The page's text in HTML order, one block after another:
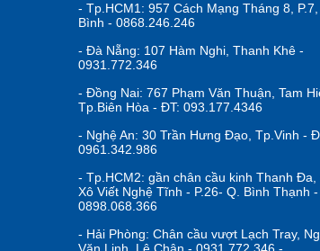
- Tp.HCM1: 957 Cách Mạng Tháng 8,
Bình - 0868.246.246
- Đà Nẵng: 107 Hàm Nghi, Thanh Khê -
0931.772.346
- Đồng Nai: 767 Phạm Văn Thuận, Tam
Tp.Biên Hòa - ĐT: 093.177.4346
- Nghệ An: 30 Trần Hưng Đạo, Tp.Vinh -
0961.342.986
- Tp.HCM2: gần chân cầu kinh Thanh
Xô Viết Nghệ Tĩnh - P.26- Q. Bình Thạnh -
0898.068.366
- Hải Phòng: Chân cầu vượt Lạch Tray,